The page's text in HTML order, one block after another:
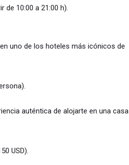
de 10:00 a 21:00 h).
uno de los hoteles más icónicos de
auténtica de alojarte en una casa
USD).